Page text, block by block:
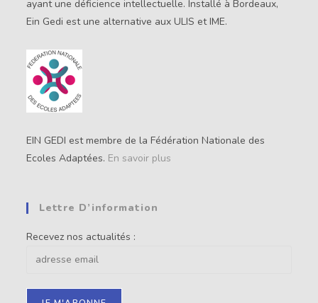
ayant une déficience intellectuelle. Installé à Bordeaux,
Ein Gedi est une alternative aux ULIS et IME.
EIN GEDI est membre de la Fédération Nationale des
Ecoles Adaptées. En savoir plus
Lettre D’information
Recevez nos actualités :